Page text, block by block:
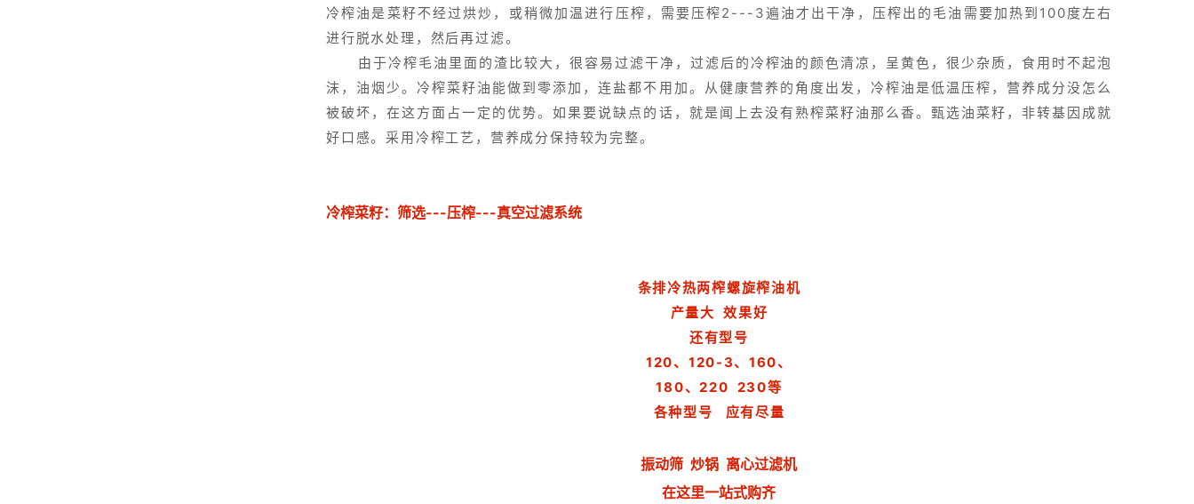
冷榨油是菜籽不经过烘炒，或稍微加温进行压榨，需要压榨2---3遍油才出干净，压榨出的毛油需要加热到100度左右
进行脱水处理，然后再过滤。
由于冷榨毛油里面的渣比较大，很容易过滤干净，过滤后的冷榨油的颜色清凉，呈黄色，很少杂质，食用时不起泡
沫，油烟少。冷榨菜籽油能做到零添加，连盐都不用加。从健康营养的角度出发，冷榨油是低温压榨，营养成分没怎么
被破坏，在这方面占一定的优势。如果要说缺点的话，就是闻上去没有熟榨菜籽油那么香。甄选油菜籽，非转基因成就
好口感。采用冷榨工艺，营养成分保持较为完整。
冷榨菜籽：筛选---压榨---真空过滤系统
条排冷热两榨螺旋榨油机
产量大 效果好
还有型号
120、120-3、160、
180、220 230等
各种型号 应有尽量
振动筛 炒锅 离心过滤机
在这里一站式购齐